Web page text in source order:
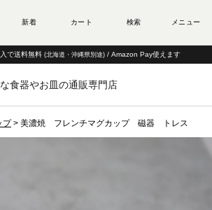
で送料無料 (北海道・沖縄県別途) / Amazon Pay使えます
食器やお皿の通販専門店
プ 美濃焼 フレンチマグカップ 磁器 トレス